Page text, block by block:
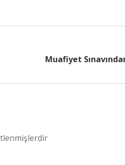
Muafiyet